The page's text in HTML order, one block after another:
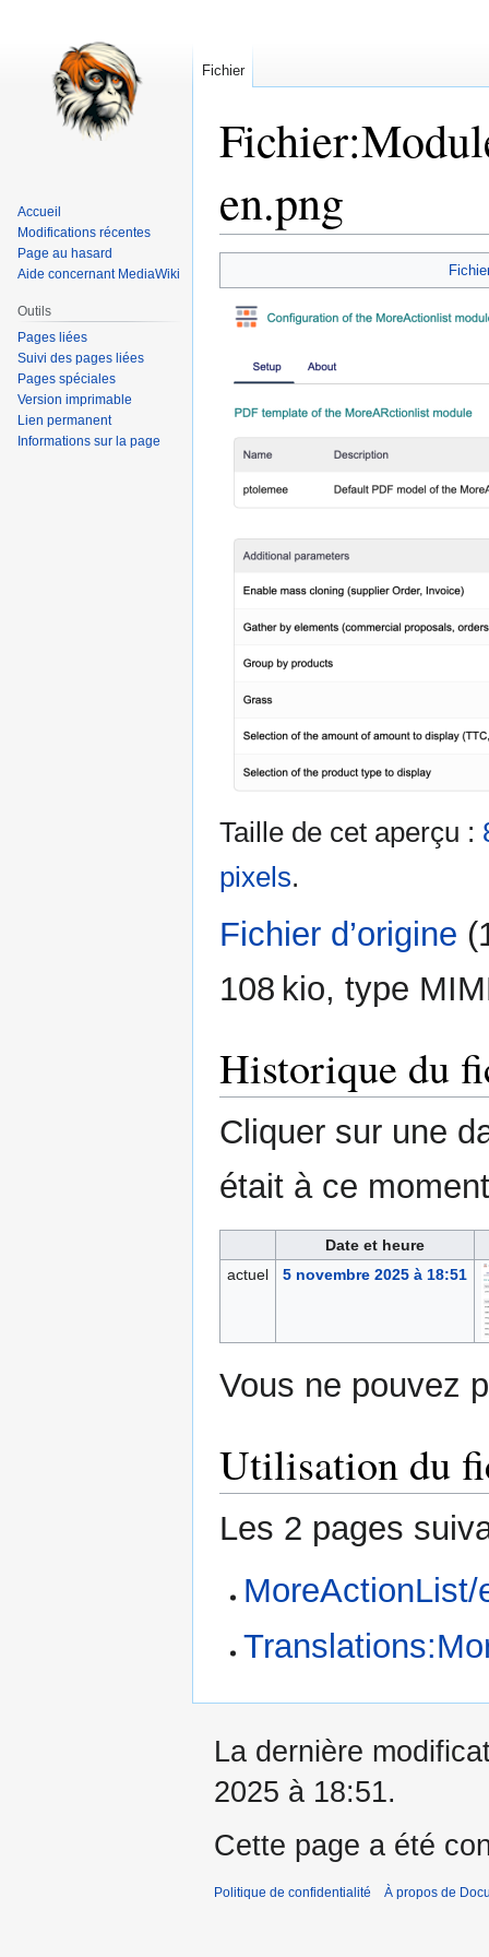
Fichier:
en.png
à
à
Taille de cet aperçu :
pixels.
Fichier d’origine
108 kio, type
Historique du
Cliquer sur une
était à ce
Date et heure
actuel
5 novembre 2025 à 18:51
Vous ne pouvez
Utilisation du
Les 2 pages
MoreActionList/
Fichier
Accueil
Modifications récentes
Page au hasard
Aide concernant MediaWiki
Outils
Pages liées
Suivi des pages liées
Pages spéciales
Version imprimable
Lien permanent
Informations sur la page
La dernière
2025 à 18:51.
Cette page a été
Politique de confidentialité À propos de